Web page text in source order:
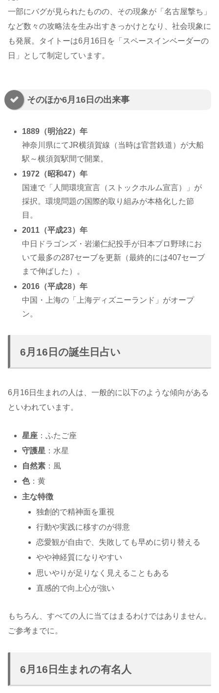
一部にバグが見られたものの、その現象が「名古屋撃ち」
など数々の攻略法を生み出すきっかけとなり、社会現象に
も発展。タイトーは6月16日を「スペースインベーダーの
日」として制定しています。
そのほか6月16日の出来事
1889（明治22）年
神奈川県にてJR横須賀線（当時は官営鉄道）が大船
駅～横須賀駅間で開業。
1972（昭和47）年
国連で「人間環境宣言（ストックホルム宣言）」が
採択。環境問題の国際的取り組みが本格化した節
目。
2011（平成23）年
中日ドラゴンズ・岩瀬仁紀投手が日本プロ野球にお
いて最多の287セーブを更新（最終的には407セーブ
まで伸ばした）。
2016（平成28）年
中国・上海の「上海ディズニーランド」がオープ
ン。
6月16日の誕生日占い
6月16日生まれの人は、一般的に以下のような傾向がある
といわれています。
星座 ：ふたご座
守護星 ：水星
自然素 ：風
色：黄
主な特徴
独創的で精神面を重視
行動や実践に移すのが得意
恋愛観が自由で、失敗しても早めに切り替える
やや神経質になりやすい
思いやりが足りなく見えることもある
直感的で向上心が強い
もちろん、すべての人に当てはまるわけではありません。
ご参考までに。
6月16日生まれの有名人